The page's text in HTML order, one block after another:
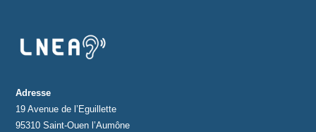
Adresse
19 Avenue de l’Eguillette
95310 Saint-Ouen l’Aumône